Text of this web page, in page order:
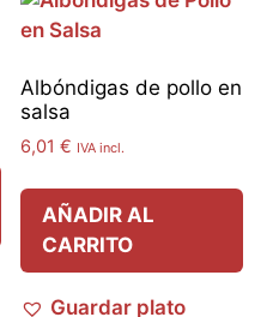
Albóndigas de pollo en
salsa
6,01 € IVA incl.
AÑADIR AL
CARRITO
Guardar plato